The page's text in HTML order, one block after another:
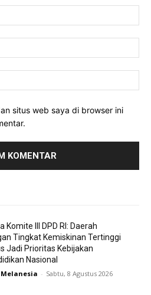
situs web saya di browser ini
Komite III DPD RI: Daerah
Tingkat Kemiskinan Tertinggi
Jadi Prioritas Kebijakan
Nasional
Melanesia - Sabtu, 8 Agustus 2026